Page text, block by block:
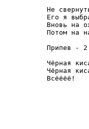
Не
Его я
Вновь на
Потом на
Припев -
Чёрная
Чёрная